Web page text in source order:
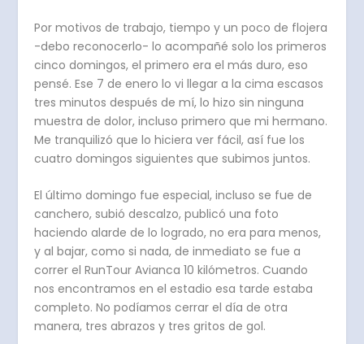
Por motivos de trabajo, tiempo y un poco de flojera
-debo reconocerlo- lo acompañé solo los primeros
cinco domingos, el primero era el más duro, eso
pensé. Ese 7 de enero lo vi llegar a la cima escasos
tres minutos después de mí, lo hizo sin ninguna
muestra de dolor, incluso primero que mi hermano.
Me tranquilizó que lo hiciera ver fácil, así fue los
cuatro domingos siguientes que subimos juntos.
El último domingo fue especial, incluso se fue de
canchero, subió descalzo, publicó una foto
haciendo alarde de lo logrado, no era para menos,
y al bajar, como si nada, de inmediato se fue a
correr el RunTour Avianca 10 kilómetros. Cuando
nos encontramos en el estadio esa tarde estaba
completo. No podíamos cerrar el día de otra
manera, tres abrazos y tres gritos de gol.